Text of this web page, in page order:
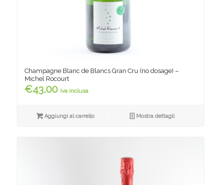
Champagne Blanc de Blancs Gran Cru (no dosage) –
Michel Rocourt
€43,00 iva inclusa
Aggiungi al carrello Mostra dettagli